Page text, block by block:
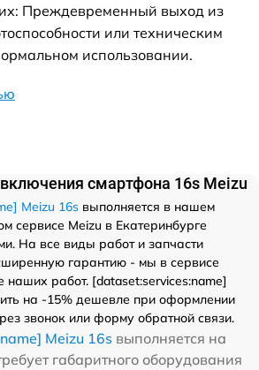
Преждевременный выход из
или техническим
использовании.
смартфона 16s Meizu
Meizu 16s выполняется в нашем
сервисе Meizu в Екатеринбурге
На все виды работ и запчасти
гарантию - мы в сервисе
наших работ. [dataset:services:name]
на -15% дешевле при оформлении
звонок или форму обратной связи.
Meizu 16s выполняется на
габаритного оборудования